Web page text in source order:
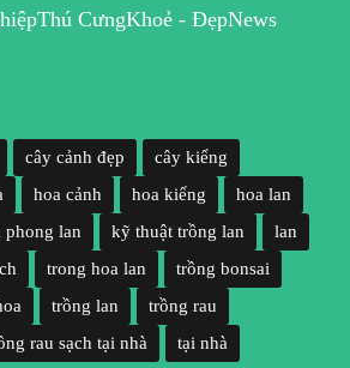
Thú CưngKhoẻ - ĐẹpNews
cây cảnh đẹp
cây kiểng
hoa cảnh hoa kiểng
hoa lan
phong lan kỹ thuật trồng lan
lan
trong hoa lan
trồng bonsai
trồng lan
trồng rau
rau sạch tại nhà tại nhà